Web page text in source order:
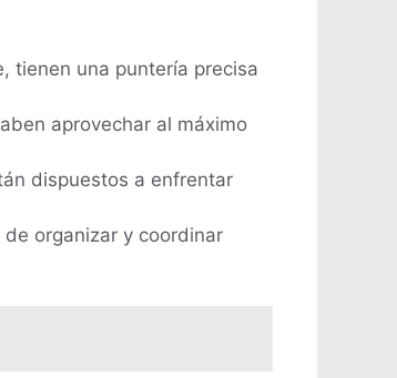
tienen una puntería precisa
aprovechar al máximo
dispuestos a enfrentar
organizar y coordinar